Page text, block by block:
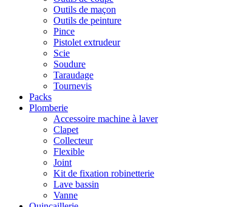
Outils de maçon
Outils de peinture
Pince
Pistolet extrudeur
Scie
Soudure
Taraudage
Tournevis
Packs
Plomberie
Accessoire machine à laver
Clapet
Collecteur
Flexible
Joint
Kit de fixation robinetterie
Lave bassin
Vanne